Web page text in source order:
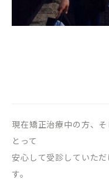
現在矯正治療中の方、
とって
安心して受診していた
す。